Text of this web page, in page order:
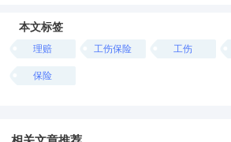
本文标签
理赔 工伤保险 工伤
保险